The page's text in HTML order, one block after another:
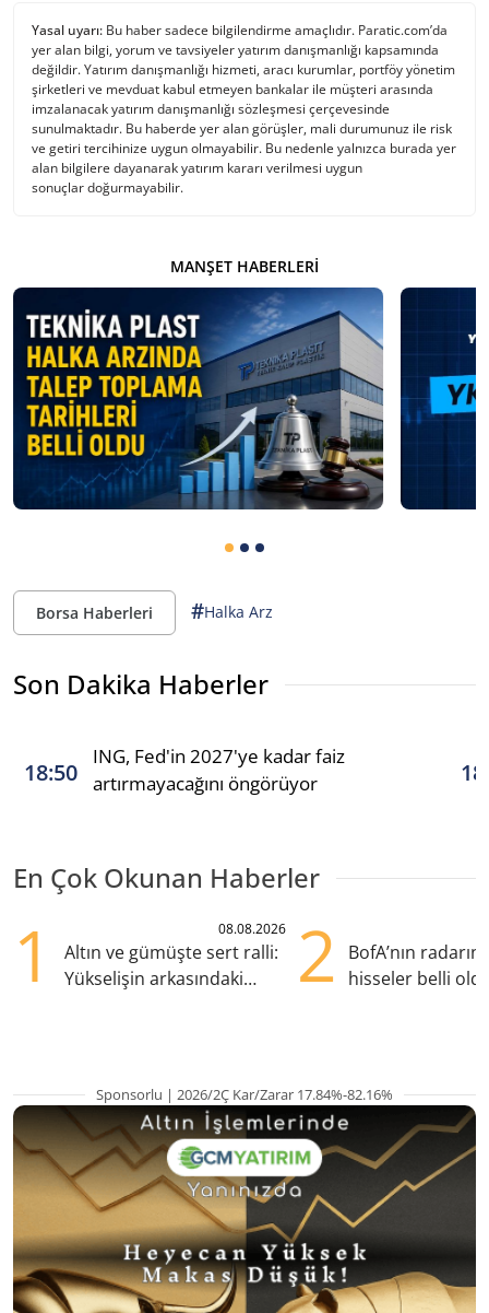
Yasal uyarı: Bu haber sadece bilgilendirme amaçlıdır. Paratic.com’da
yer alan bilgi, yorum ve tavsiyeler yatırım danışmanlığı kapsamında
değildir. Yatırım danışmanlığı hizmeti, aracı kurumlar, portföy yönetim
şirketleri ve mevduat kabul etmeyen bankalar ile müşteri arasında
imzalanacak yatırım danışmanlığı sözleşmesi çerçevesinde
sunulmaktadır. Bu haberde yer alan görüşler, mali durumunuz ile risk
ve getiri tercihinize uygun olmayabilir. Bu nedenle yalnızca burada yer
alan bilgilere dayanarak yatırım kararı verilmesi uygun
sonuçlar doğurmayabilir.
MANŞET HABERLERI
Borsa Haberleri #Halka Arz
Son Dakika Haberler
18:50
ING, Fed'in 2027'ye kadar faiz
artırmayacağını öngörüyor
En Çok Okunan Haberler
1 08.08.2026
Altın ve gümüşte sert ralli:
Yükselişin arkasındaki
2
BofA’nın
hisseler belli
Sponsorlu | 2026/2Ç Kar/Zarar 17.84%-82.16%